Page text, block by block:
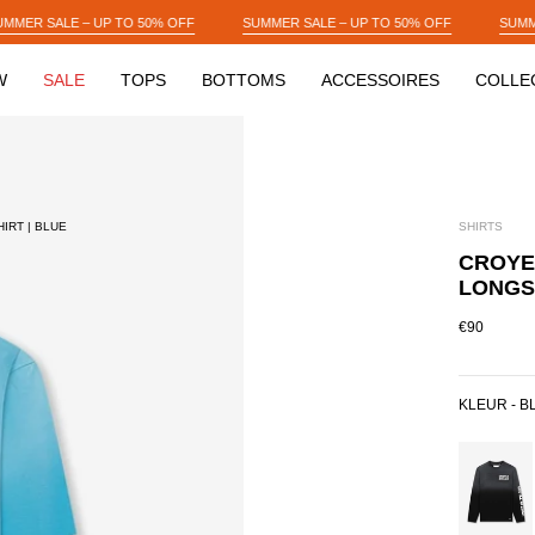
SUMMER SALE – UP TO 50% OFF SUMMER SALE – UP TO 50% OFF
SALE TOPS BOTTOMS ACCESSOIRES
| BLUE SHIRTS
€90
KLEUR -
BLACK